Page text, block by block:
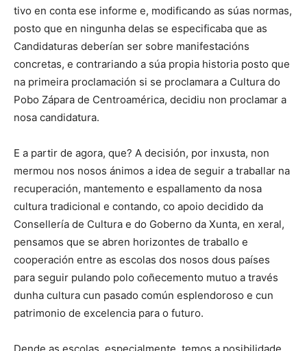
tivo en conta ese informe e, modificando as súas normas,
posto que en ningunha delas se especificaba que as
Candidaturas deberían ser sobre manifestacións
concretas, e contrariando a súa propia historia posto que
na primeira proclamación si se proclamara a Cultura do
Pobo Zápara de Centroamérica, decidiu non proclamar a
nosa candidatura.
E a partir de agora, que? A decisión, por inxusta, non
mermou nos nosos ánimos a idea de seguir a traballar na
recuperación, mantemento e espallamento da nosa
cultura tradicional e contando, co apoio decidido da
Consellería de Cultura e do Goberno da Xunta, en xeral,
pensamos que se abren horizontes de traballo e
cooperación entre as escolas dos nosos dous países
para seguir pulando polo coñecemento mutuo a través
dunha cultura cun pasado común esplendoroso e cun
patrimonio de excelencia para o futuro.